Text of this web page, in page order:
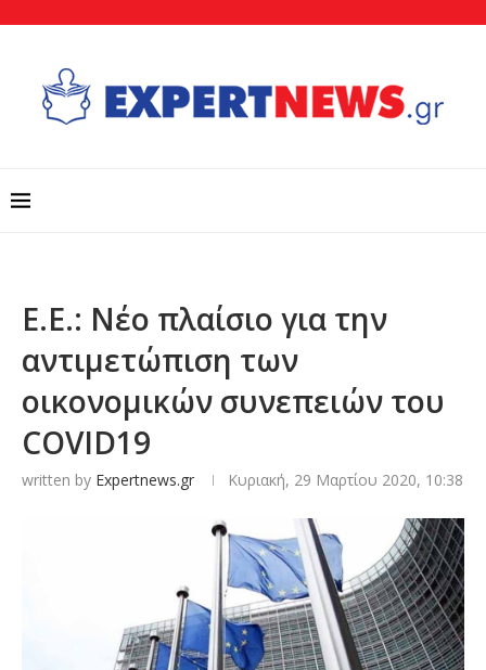
Ε.Ε.: Νέο πλαίσιο για την
αντιμετώπιση των
οικονομικών συνεπειών του
COVID19
written by Expertnews.gr Κυριακή, 29 Μαρτίου 2020, 10:38